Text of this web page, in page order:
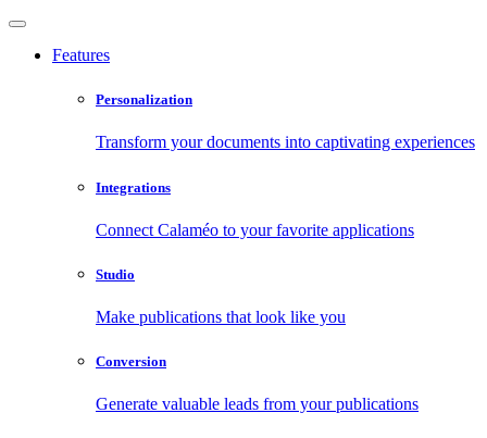
Features
Personalization
Transform your documents into captivating experiences
Integrations
Connect Calaméo to your favorite applications
Studio
Make publications that look like you
Conversion
Generate valuable leads from your publications